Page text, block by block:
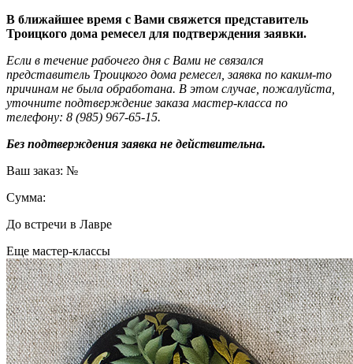
В ближайшее время с Вами свяжется представитель
Троицкого дома ремесел для подтверждения заявки.
Если в течение рабочего дня с Вами не связался
представитель Троицкого дома ремесел, заявка по каким-то
причинам не была обработана. В этом случае, пожалуйста,
уточните подтверждение заказа мастер-класса по
телефону: 8 (985) 967-65-15.
Без подтверждения заявка не действительна.
Ваш заказ: №
Сумма:
До встречи в Лавре
Еще мастер-классы